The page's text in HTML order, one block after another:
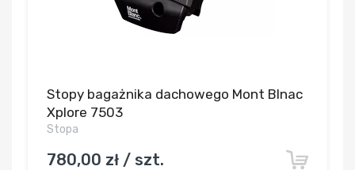
Stopy bagażnika dachowego Mont Blnac
Xplore 7503
Stopa
780,00 zł / szt.